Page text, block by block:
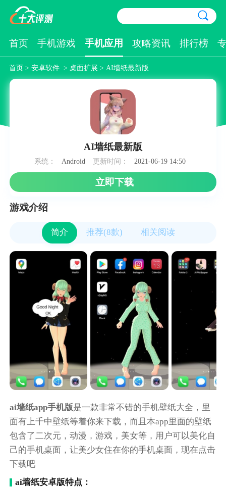
首页 手机游戏 手机应用 攻略资讯 排行榜
首页> 安卓软件 > 桌面扩展 > AI墙纸最新版
AI墙纸最新版
系统： Android 更新时间： 2021-06-19 14:50
立即下载
游戏介绍
简介 推荐(8款) 相关阅读
ai墙纸app手机版是一款非常不错的手机壁纸大全，里
面有上千中壁纸等着你来下载，而且本app里面的壁纸
包含了二次元，动漫，游戏，美女等，用户可以美化自
己的手机桌面，让美少女住在你的手机桌面，现在点击
下载吧
ai墙纸安卓版特点：